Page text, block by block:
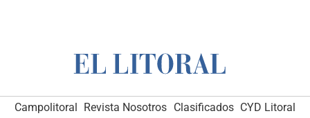
Campolitoral Revista Nosotros Clasificados CYD Litoral